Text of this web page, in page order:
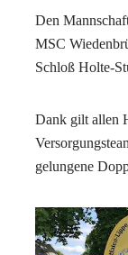
Den
MSC
Schloß Holte-
Dank gilt allen
gelungene